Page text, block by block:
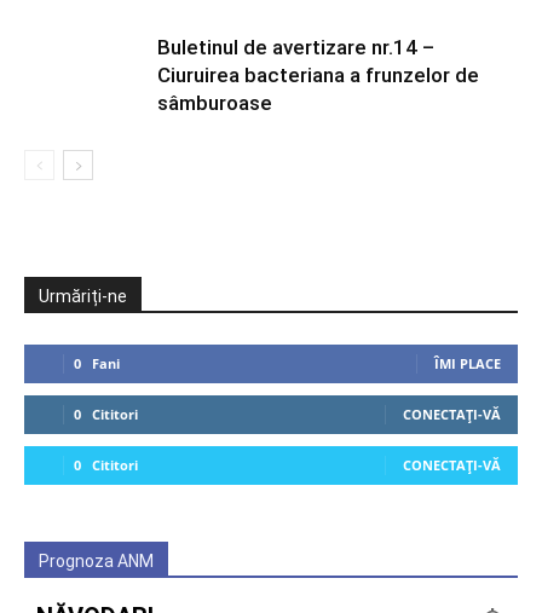
Buletinul de avertizare nr.14 –
Ciuruirea bacteriana a frunzelor de
sâmburoase
Urmăriți-ne
0 Fani ÎMI PLACE
0 Cititori CONECTAȚI-VĂ
0 Cititori CONECTAȚI-VĂ
Prognoza ANM